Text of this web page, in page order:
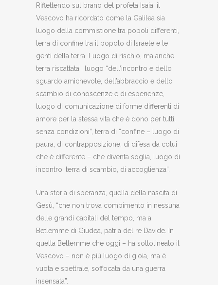
Riflettendo sul brano del profeta Isaia, il
Vescovo ha ricordato come la Galilea sia
luogo della commistione tra popoli differenti,
terra di confine tra il popolo di Israele e le
genti della terra. Luogo di rischio, ma anche
terra riscattata”, luogo “dell’incontro e dello
sguardo amichevole, dell’abbraccio e dello
scambio di conoscenze e di esperienze,
luogo di comunicazione di forme differenti di
amore per la stessa vita che è dono per tutti,
senza condizioni”, terra di “confine – luogo di
paura, di contrapposizione, di difesa da colui
che è differente – che diventa soglia, luogo di
incontro, terra di scambio, di accoglienza”.
Una storia di speranza, quella della nascita di
Gesù, “che non trova compimento in nessuna
delle grandi capitali del tempo, ma a
Betlemme di Giudea, patria del re Davide. In
quella Betlemme che oggi – ha sottolineato il
Vescovo – non è più luogo di gioia, ma è
vuota e spettrale, soffocata da una guerra
insensata”.